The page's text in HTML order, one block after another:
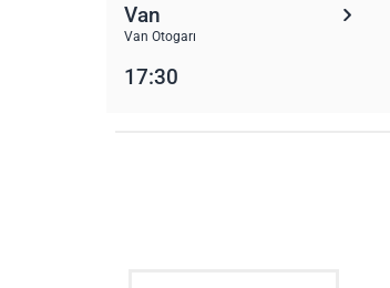
Van
Van Otogarı
17:30